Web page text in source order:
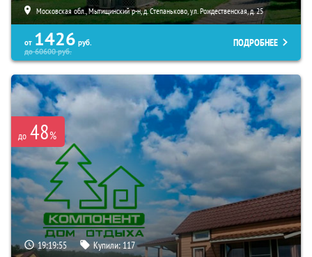
Московская обл., Мытищинский р-н, д. Степаньково, ул. Рождественская, д. 25
от 1426 руб.
до60600руб.
ПОДРОБНЕЕ
до 48%
19:19:53 Купили: 117